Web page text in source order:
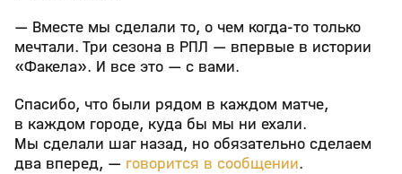
— Вместе мы сделали то, о чем когда‑то только
мечтали. Три сезона в РПЛ — впервые в истории
«Факела». И все это — с вами.
Спасибо, что были рядом в каждом матче,
в каждом городе, куда бы мы ни ехали.
Мы сделали шаг назад, но обязательно сделаем
два вперед, — говорится в сообщении.